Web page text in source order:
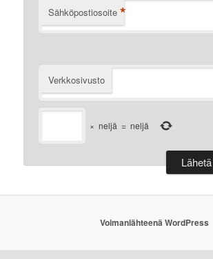
Sähköpostiosoite *
Verkkosivusto
× neljä = neljä
Voimanlähteenä WordPress